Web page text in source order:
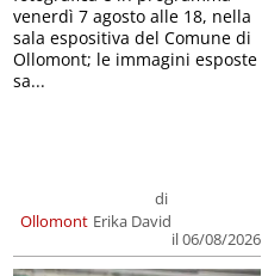
Ollomont
di
Erika David
il 06/08/2026
venerdì 7 agosto alle 18, nella
sala espositiva del Comune di
Ollomont; le immagini esposte
sa...